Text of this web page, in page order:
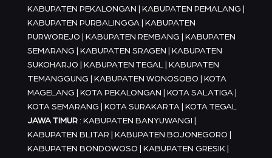
KABUPATEN PEKALONGAN | KABUPATEN PEMALANG |
KABUPATEN PURBALINGGA | KABUPATEN
PURWOREJO | KABUPATEN REMBANG | KABUPATEN
SEMARANG | KABUPATEN SRAGEN | KABUPATEN
SUKOHARJO | KABUPATEN TEGAL | KABUPATEN
TEMANGGUNG | KABUPATEN WONOSOBO | KOTA
MAGELANG | KOTA PEKALONGAN | KOTA SALATIGA |
KOTA SEMARANG | KOTA SURAKARTA | KOTA TEGAL
JAWA TIMUR: KABUPATEN BANYUWANGI |
KABUPATEN BLITAR | KABUPATEN BOJONEGORO |
KABUPATEN BONDOWOSO | KABUPATEN GRESIK |